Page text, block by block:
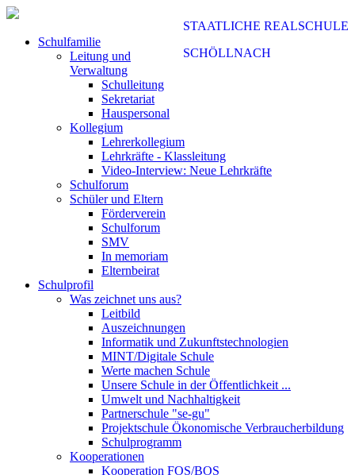
STAATLICHE REALSCHULE
SCHÖLLNACH
Schulfamilie
Leitung und
Verwaltung
Schulleitung
Sekretariat
Hauspersonal
Kollegium
Lehrerkollegium
Lehrkräfte - Klassleitung
Video-Interview: Neue Lehrkräfte
Schulforum
Schüler und Eltern
Förderverein
Schulforum
SMV
In memoriam
Elternbeirat
Schulprofil
Was zeichnet uns aus?
Leitbild
Auszeichnungen
Informatik und Zukunftstechnologien
MINT/Digitale Schule
Werte machen Schule
Unsere Schule in der Öffentlichkeit ...
Umwelt und Nachhaltigkeit
Partnerschule "se-gu"
Projektschule Ökonomische Verbraucherbildung
Schulprogramm
Kooperationen
Kooperation FOS/BOS